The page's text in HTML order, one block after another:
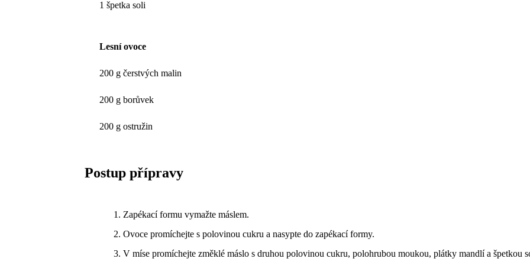
1 špetka soli
Lesní ovoce
200 g čerstvých malin
200 g borůvek
200 g ostružin
Postup přípravy
Zapékací formu vymažte máslem.
Ovoce promíchejte s polovinou cukru a nasypte do zapékací formy.
V míse promíchejte změklé máslo s druhou polovinou cukru, polohrubou moukou, plátky mandlí a špetkou